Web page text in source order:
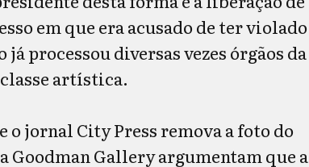
em que era acusado de ter violado
processou diversas vezes órgãos da
artística.
jornal City Press remova a foto do
Goodman Gallery argumentam que a